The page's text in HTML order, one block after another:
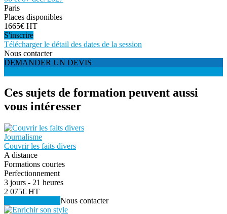
Paris
Places disponibles
1665€ HT
S'inscrire
Télécharger le détail des dates de la session
Nous contacter
DEMANDER UN DEVIS
Ces sujets de formation peuvent aussi
vous intéresser
Journalisme
Couvrir les faits divers
A distance
Formations courtes
Perfectionnement
3 jours - 21 heures
2 075€ HT
Nous contacter